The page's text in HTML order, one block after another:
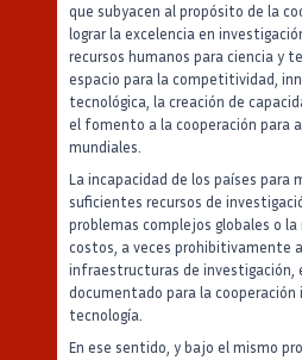
que subyacen al propósito de la
lograr la excelencia en
recursos humanos para ciencia y
espacio para la competitividad,
tecnológica, la creación de
el fomento a la cooperación para
mundiales.
La incapacidad de los países para
suficientes recursos de
problemas complejos globales o
costos, a veces prohibitivamente
infraestructuras de investigación,
documentado para la
tecnología.
En ese sentido, y bajo el mismo